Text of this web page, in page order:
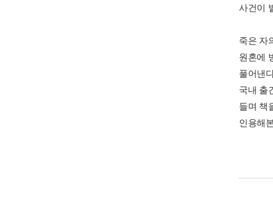
사건이
죽은 자
원혼에
풀어낸
국내 출
들며 책
인용해